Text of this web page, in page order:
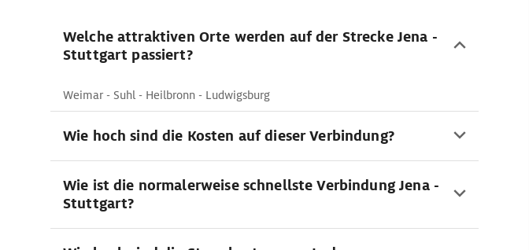
Welche attraktiven Orte werden auf der Strecke Jena -
Stuttgart passiert?
Weimar - Suhl - Heilbronn - Ludwigsburg
Wie hoch sind die Kosten auf dieser Verbindung?
Wie ist die normalerweise schnellste Verbindung Jena -
Stuttgart?